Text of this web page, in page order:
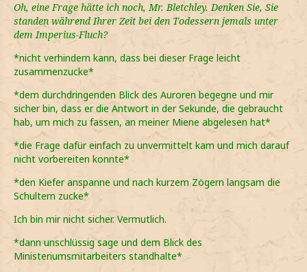
Oh, eine Frage hätte ich noch, Mr. Bletchley. Denken Sie, Sie
standen während Ihrer Zeit bei den Todessern jemals unter
dem Imperius-Fluch?
*nicht verhindern kann, dass bei dieser Frage leicht
zusammenzucke*
*dem durchdringenden Blick des Auroren begegne und mir
sicher bin, dass er die Antwort in der Sekunde, die gebraucht
hab, um mich zu fassen, an meiner Miene abgelesen hat*
*die Frage dafür einfach zu unvermittelt kam und mich darauf
nicht vorbereiten konnte*
*den Kiefer anspanne und nach kurzem Zögern langsam die
Schultern zucke*
Ich bin mir nicht sicher. Vermutlich.
*dann unschlüssig sage und dem Blick des
Ministeriumsmitarbeiters standhalte*